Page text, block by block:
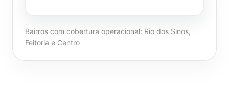
Bairros com cobertura operacional: Rio dos Sinos,
Feitoria e Centro